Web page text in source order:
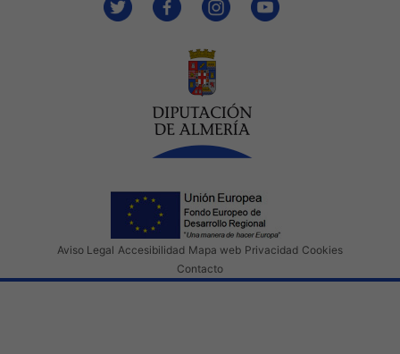
Aviso Legal Accesibilidad Mapa web Privacidad Cookies
Contacto